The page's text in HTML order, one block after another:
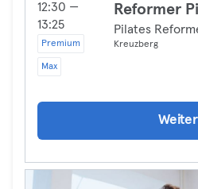
12:30 —
13:25
Premium
Max
Reformer
Pilates
Kreuzberg
Weiter